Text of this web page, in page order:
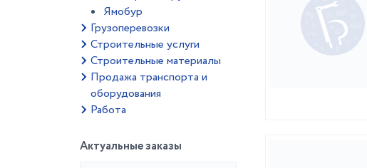
Ямобур
Грузоперевозки
Строительные услуги
Строительные материалы
Продажа транспорта и
оборудования
Работа
Актуальные заказы